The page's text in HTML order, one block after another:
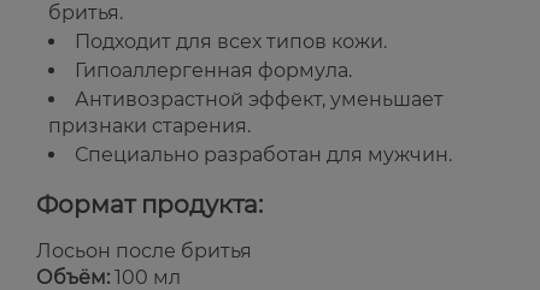
бритья.
Подходит для всех типов кожи.
Гипоаллергенная формула.
Антивозрастной эффект, уменьшает
признаки старения.
Специально разработан для мужчин.
Формат продукта:
Лосьон после бритья
Объём: 100 мл